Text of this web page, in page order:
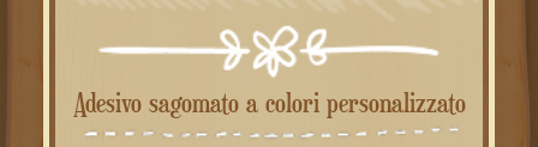
Adesivo sagomato a colori personalizzato